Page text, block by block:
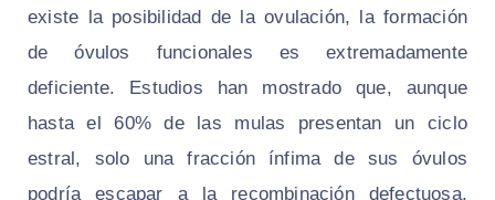
existe la posibilidad de la ovulación, la formación
de óvulos funcionales es extremadamente
deficiente. Estudios han mostrado que, aunque
hasta el 60% de las mulas presentan un ciclo
estral, solo una fracción ínfima de sus óvulos
podría escapar a la recombinación defectuosa,